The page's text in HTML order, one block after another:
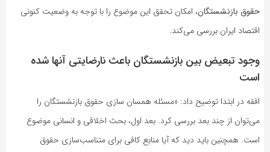
حقوق بازنشستگان، امکان تحقق این موضوع را با توجه به وضعیت کنونی
اقتصاد ایران بررسی می‌کند.
وجود تبعیض بین بازنشستگان باعث نارضایتی آنها شده
است
افقه در ابتدا توضیح داد: «مسئله همسان سازی حقوق بازنشستگان را
می‌توان از چند بعد بررسی کرد. بعد اول، بحث اخلاقی و انسانی موضوع
است. همچنین باید دید که آیا منابع کافی برای متناسب‌سازی حقوق